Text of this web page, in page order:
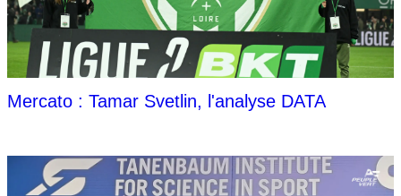
Mercato : Tamar Svetlin, l'analyse DATA